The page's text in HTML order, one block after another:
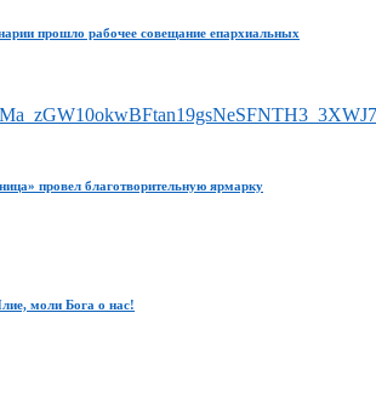
прошло рабочее совещание епархиальных
провел благотворительную ярмарку
моли Бога о нас!